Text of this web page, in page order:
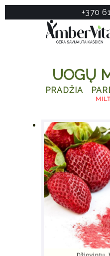
+370
UOGŲ
PRADŽIA
PASLAUGOS
PRODUKTAI
APIE MANE